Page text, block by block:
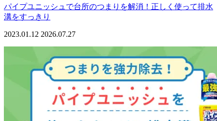
パイプユニッシュで台所のつまりを解消！正しく使って排水
溝をすっきり
2023.01.12 2026.07.27